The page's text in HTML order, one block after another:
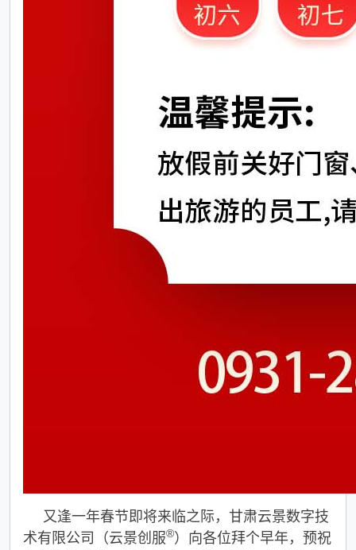
又逢一年春节即将来临之际，甘肃云景数字技
术有限公司（云景创 服®）向各位拜个早年，预祝